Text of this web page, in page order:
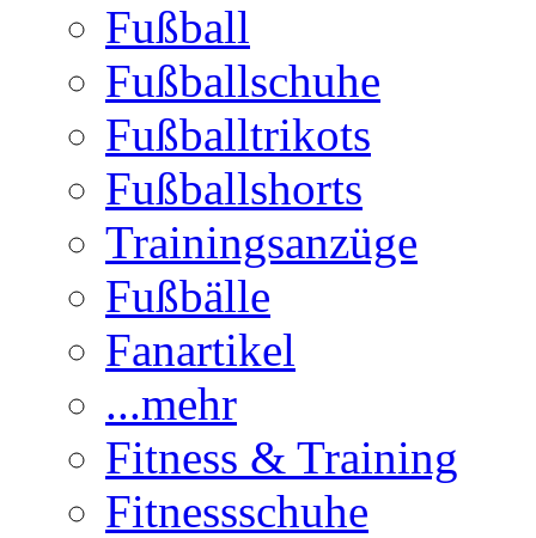
Fußball
Fußballschuhe
Fußballtrikots
Fußballshorts
Trainingsanzüge
Fußbälle
Fanartikel
...mehr
Fitness & Training
Fitnessschuhe